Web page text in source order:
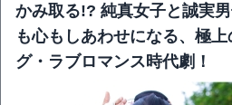
かみ取る!? 純真女子と誠実
も心もしあわせになる、極
グ・ラブロマンス時代劇！